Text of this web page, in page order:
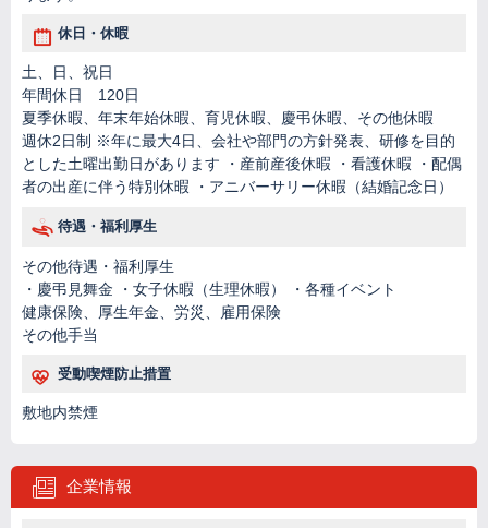
休日・休暇
土、日、祝日
年間休日 120日
夏季休暇、年末年始休暇、育児休暇、慶弔休暇、その他休暇
週休2日制 ※年に最大4日、会社や部門の方針発表、研修を目的
とした土曜出勤日があります ・産前産後休暇 ・看護休暇 ・配偶
者の出産に伴う特別休暇 ・アニバーサリー休暇（結婚記念日）
待遇・福利厚生
その他待遇・福利厚生
・慶弔見舞金 ・女子休暇（生理休暇） ・各種イベント
健康保険、厚生年金、労災、雇用保険
その他手当
受動喫煙防止措置
敷地内禁煙
企業情報